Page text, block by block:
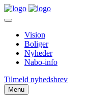
Vision
Boliger
Nyheder
Nabo-info
Tilmeld nyhedsbrev
Menu